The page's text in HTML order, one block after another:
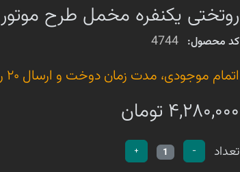
روتختی یکنفره مخمل طرح موتور CB 1000
کد محصول: 4744
اتمام موجودی، مدت زمان دوخت و ارسال ۲۰ روز کاری
۴,۲۸۰,۰۰۰ تومان
تعداد -
1
+